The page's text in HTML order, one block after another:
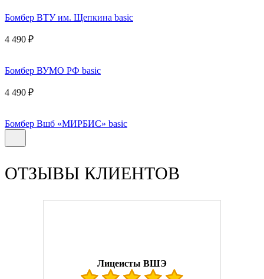
Бомбер ВТУ им. Щепкина basic
4 490 ₽
Бомбер ВУМО РФ basic
4 490 ₽
Бомбер Вшб «МИРБИС» basic
ОТЗЫВЫ КЛИЕНТОВ
Лицеисты ВШЭ